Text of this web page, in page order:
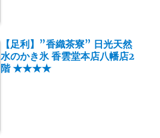
【足利】”香織茶寮” 日光天然
水のかき氷 香雲堂本店八幡店2
階 ★★★★